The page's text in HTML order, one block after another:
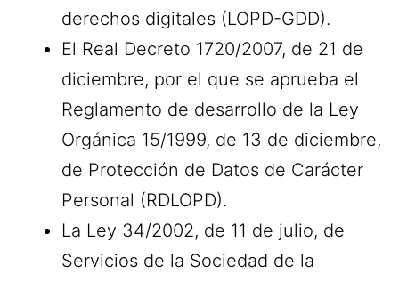
derechos digitales (LOPD-GDD).
El Real Decreto 1720/2007, de 21 de
diciembre, por el que se aprueba el
Reglamento de desarrollo de la Ley
Orgánica 15/1999, de 13 de diciembre,
de Protección de Datos de Carácter
Personal (RDLOPD).
La Ley 34/2002, de 11 de julio, de
Servicios de la Sociedad de la